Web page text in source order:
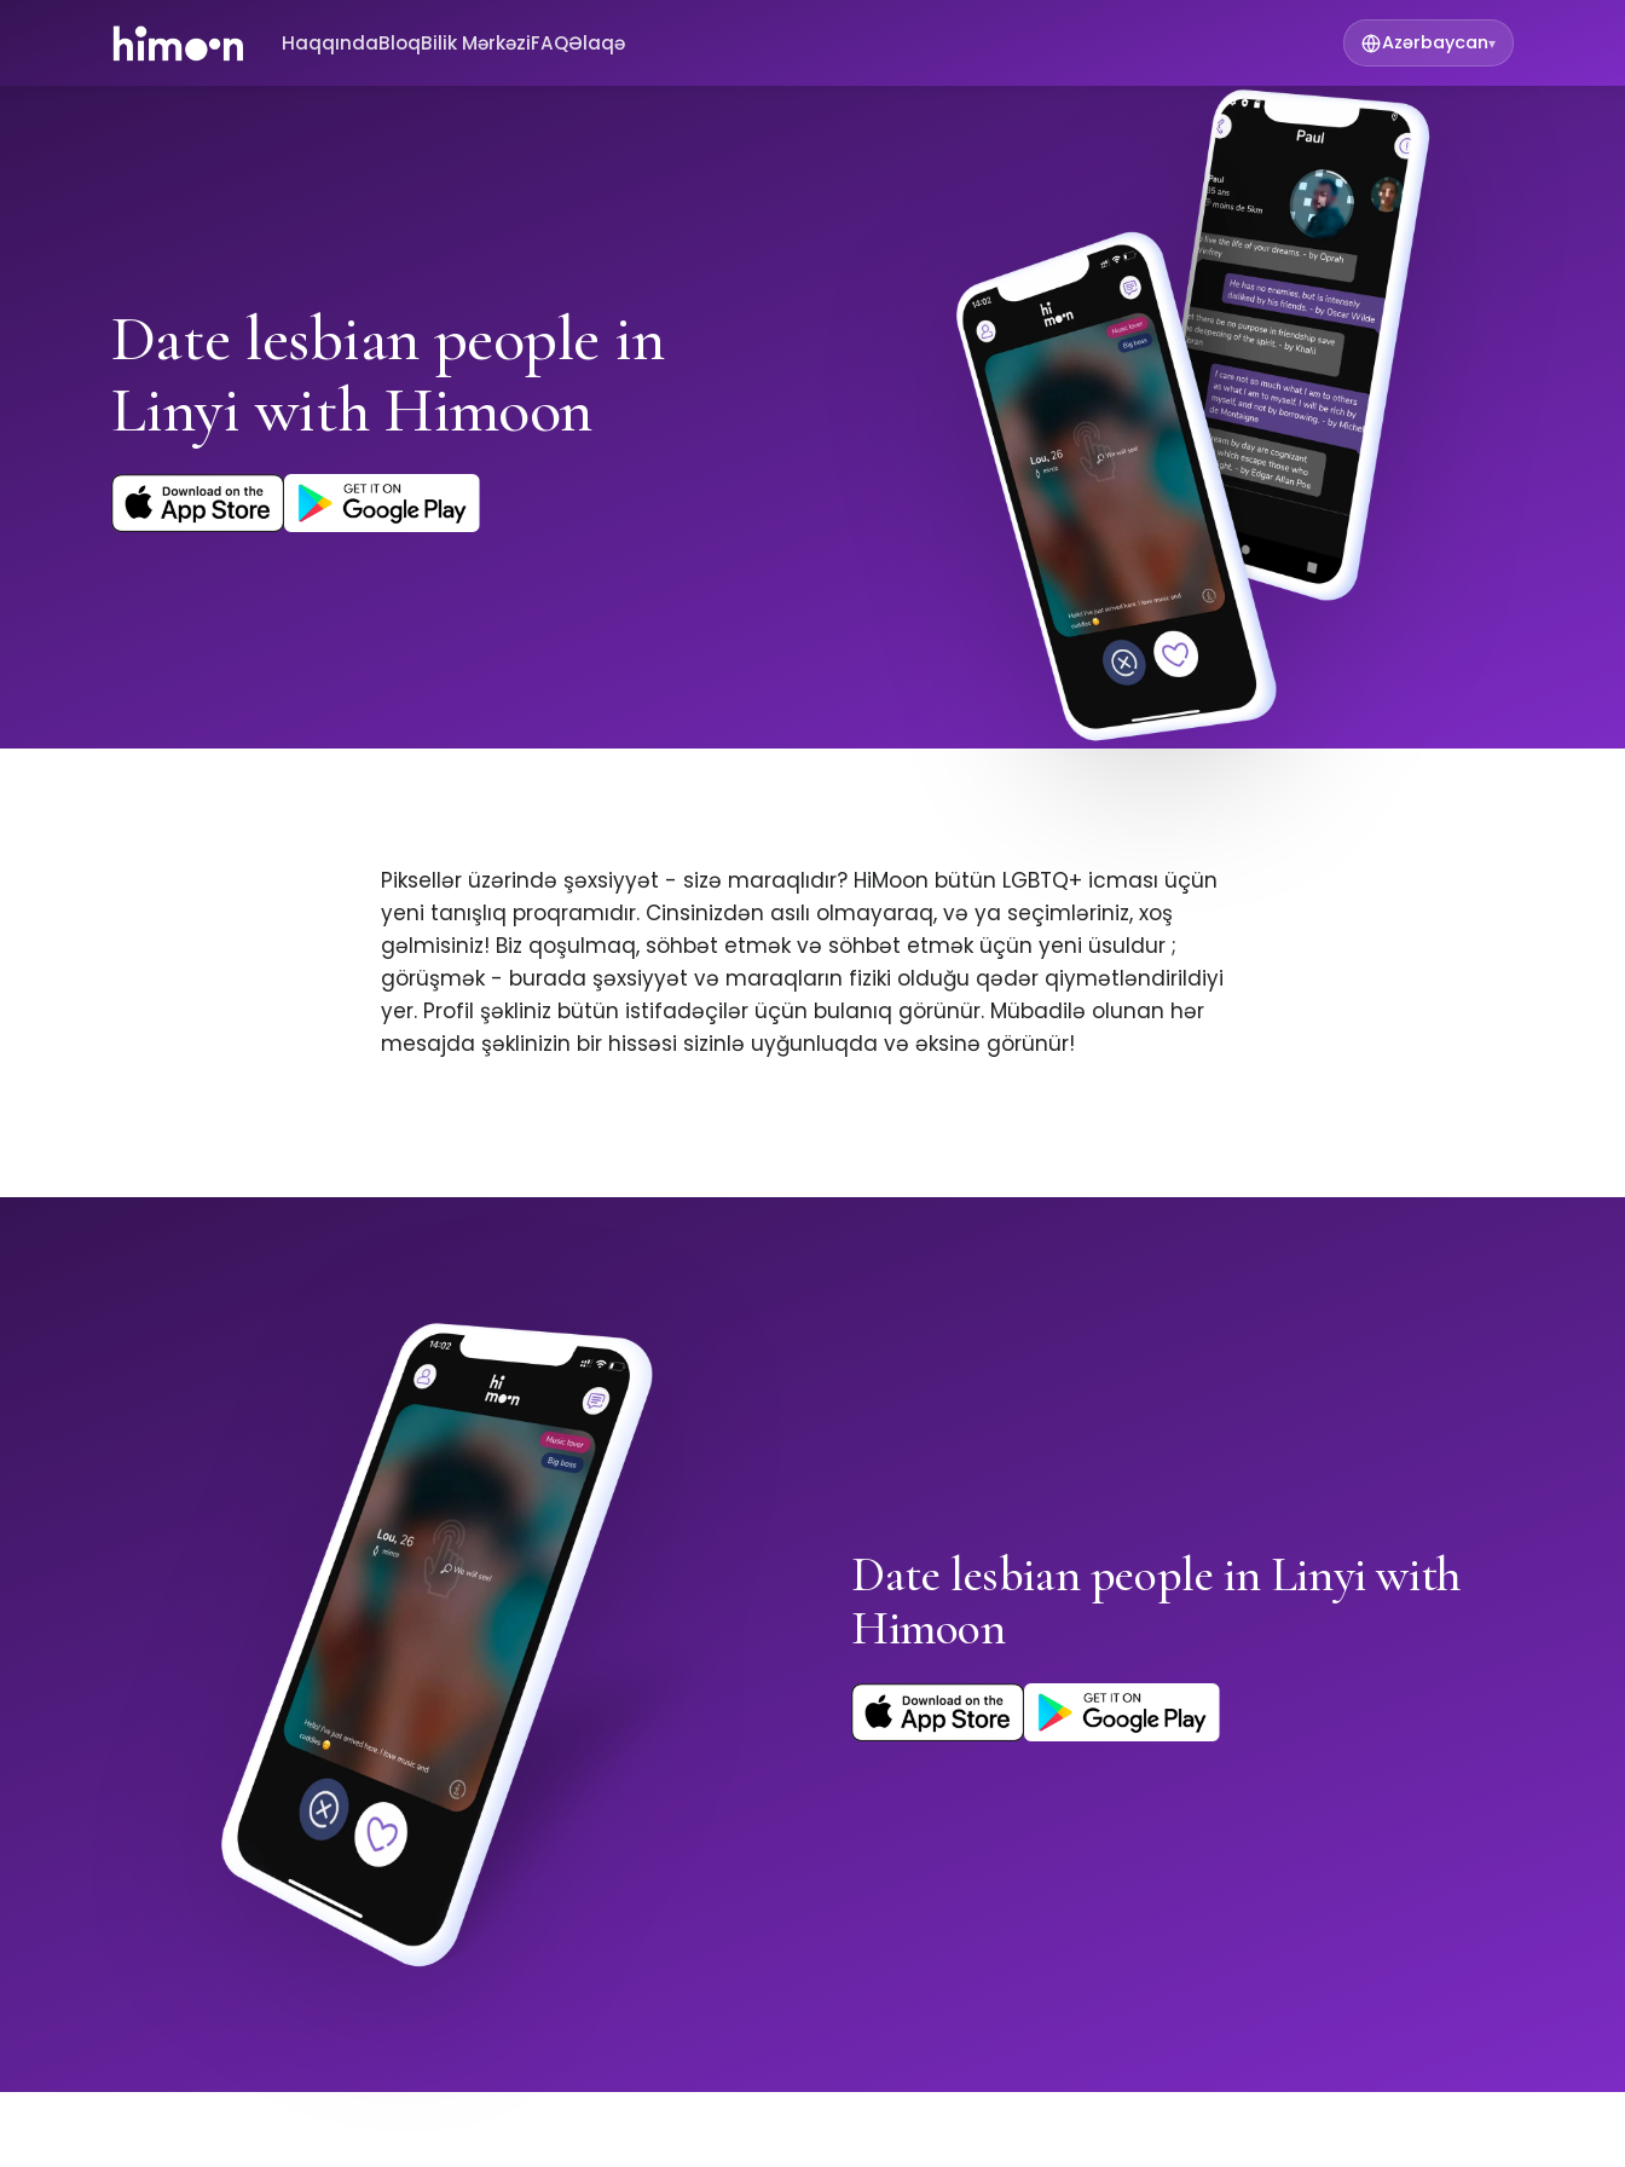
HaqqındaBloqBilik MərkəziFAQƏlaqə Azərbaycan▾
Date lesbian people in
Linyi with Himoon
Piksellər üzərində şəxsiyyət - sizə maraqlıdır? HiMoon bütün LGBTQ+ icması üçün
yeni tanışlıq proqramıdır. Cinsinizdən asılı olmayaraq, və ya seçimləriniz, xoş
gəlmisiniz! Biz qoşulmaq, söhbət etmək və söhbət etmək üçün yeni üsuldur ;
görüşmək - burada şəxsiyyət və maraqların fiziki olduğu qədər qiymətləndirildiyi
yer. Profil şəkliniz bütün istifadəçilər üçün bulanıq görünür. Mübadilə olunan hər
mesajda şəklinizin bir hissəsi sizinlə uyğunluqda və əksinə görünür!
Date lesbian people in Linyi with
Himoon